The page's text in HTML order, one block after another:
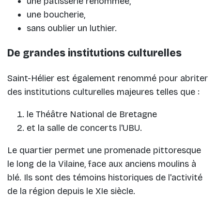
une boucherie,
sans oublier un luthier.
De grandes institutions culturelles
Saint-Hélier est également renommé pour abriter
des institutions culturelles majeures telles que :
le Théâtre National de Bretagne
et la salle de concerts l'UBU.
Le quartier permet une promenade pittoresque
le long de la Vilaine, face aux anciens moulins à
blé. Ils sont des témoins historiques de l'activité
de la région depuis le XIe siècle.